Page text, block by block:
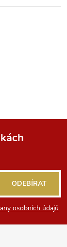
osobních údajů
ODEBÍRAT